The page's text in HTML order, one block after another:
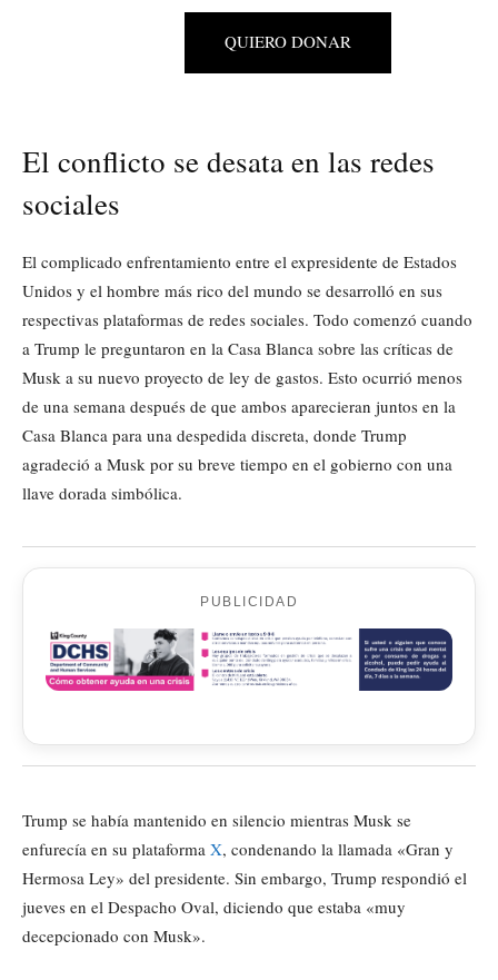
QUIERO DONAR
El conflicto se desata en las redes
sociales
El complicado enfrentamiento entre el expresidente de Estados
Unidos y el hombre más rico del mundo se desarrolló en sus
respectivas plataformas de redes sociales. Todo comenzó cuando
a Trump le preguntaron en la Casa Blanca sobre las críticas de
Musk a su nuevo proyecto de ley de gastos. Esto ocurrió menos
de una semana después de que ambos aparecieran juntos en la
Casa Blanca para una despedida discreta, donde Trump
agradeció a Musk por su breve tiempo en el gobierno con una
llave dorada simbólica.
PUBLICIDAD
Trump se había mantenido en silencio mientras Musk se
enfurecía en su plataforma X, condenando la llamada «Gran y
Hermosa Ley» del presidente. Sin embargo, Trump respondió el
jueves en el Despacho Oval, diciendo que estaba «muy
decepcionado con Musk».